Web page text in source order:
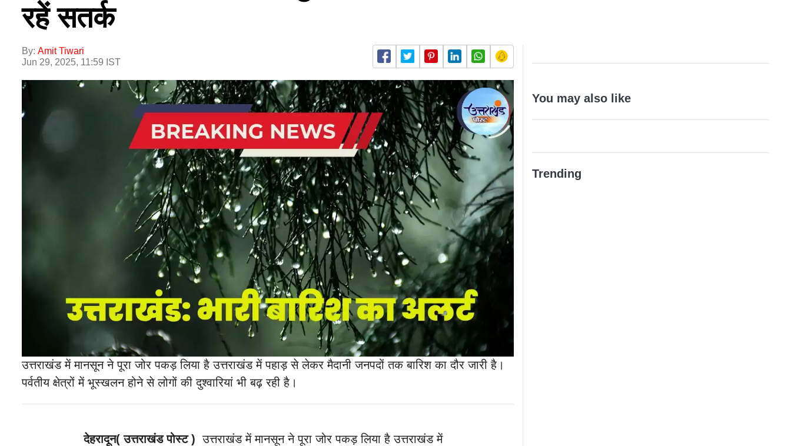
रहें सतर्क
By: Amit Tiwari
Jun 29, 2025, 11:59 IST
उत्तराखंड में मानसून ने पूरा जोर पकड़ लिया है उत्तराखंड में पहाड़ से लेकर मैदानी जनपदों तक बारिश का दौर जारी है।
पर्वतीय क्षेत्रों में भूस्खलन होने से लोगों की दुश्वारियां भी बढ़ रही है।
देहरादून(उत्तराखंड पोस्ट ) उत्तराखंड में मानसून ने पूरा जोर पकड़ लिया है उत्तराखंड में
You may also like
Trending